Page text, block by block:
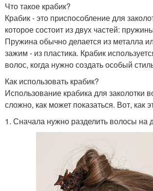
Что такое крабик?
Крабик - это приспособление для
которое состоит из двух частей:
Пружина обычно делается из металла
зажим - из пластика. Крабик
волос, когда нужно создать особый
Как использовать крабик?
Использование крабика для заколотки
сложно, как может показаться. Вот, как
1. Сначала нужно разделить волосы на